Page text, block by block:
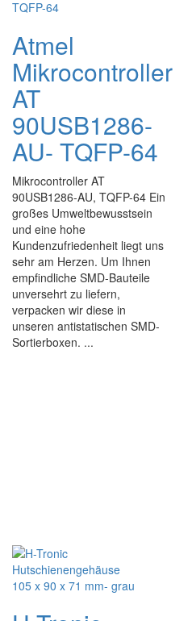
Atmel
Mikrocontroller
AT
90USB1286-
AU- TQFP-64
Mikrocontroller AT
90USB1286-AU, TQFP-64 Ein
großes Umweltbewusstsein
und eine hohe
Kundenzufriedenheit liegt uns
sehr am Herzen. Um Ihnen
empfindliche SMD-Bauteile
unversehrt zu liefern,
verpacken wir diese in
unseren antistatischen SMD-
Sortierboxen. ...